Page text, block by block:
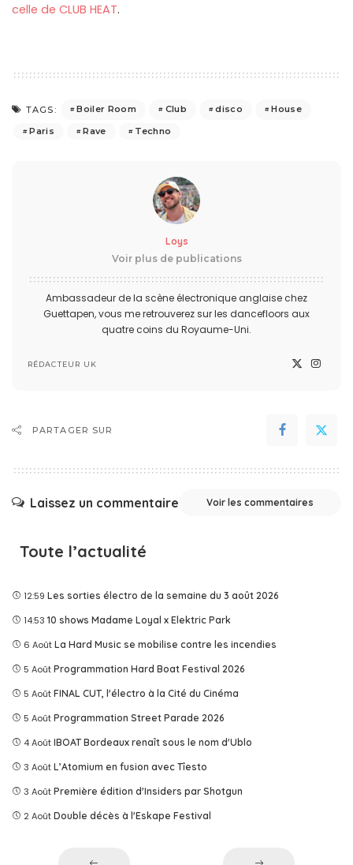
celle de CLUB HEAT.
TAGS: Boiler Room Club disco
House
Paris
Rave Techno
Loys
Voir plus de publications
Ambassadeur de la scène électronique anglaise chez
Guettapen, vous me retrouverez sur les dancefloors aux
quatre coins du Royaume-Uni.
RÉDACTEUR UK
PARTAGER SUR
Laissez un commentaire Voir les commentaires
Toute l’actualité
12:59 Les sorties électro de la semaine du 3 août 2026
14:53 10 shows Madame Loyal x Elektric Park
6 Août La Hard Music se mobilise contre les incendies
5 Août Programmation Hard Boat Festival 2026
5 Août FINAL CUT, l'électro à la Cité du Cinéma
5 Août Programmation Street Parade 2026
4 Août IBOAT Bordeaux renaît sous le nom d'Ublo
3 Août L’Atomium en fusion avec Tîesto
3 Août Première édition d'Insiders par Shotgun
2 Août Double décès à l'Eskape Festival